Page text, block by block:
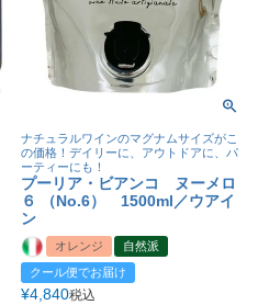
ナチュラルワインのマグナムサイズがこ
の価格！デイリーに、アウトドアに、パ
ーティーにも！
プーリア・ビアンコ ヌーメロ
６ （No.6） 1500ml／ウアイ
ン
オレンジ
自然派
クール便でお届け
¥4,840税込